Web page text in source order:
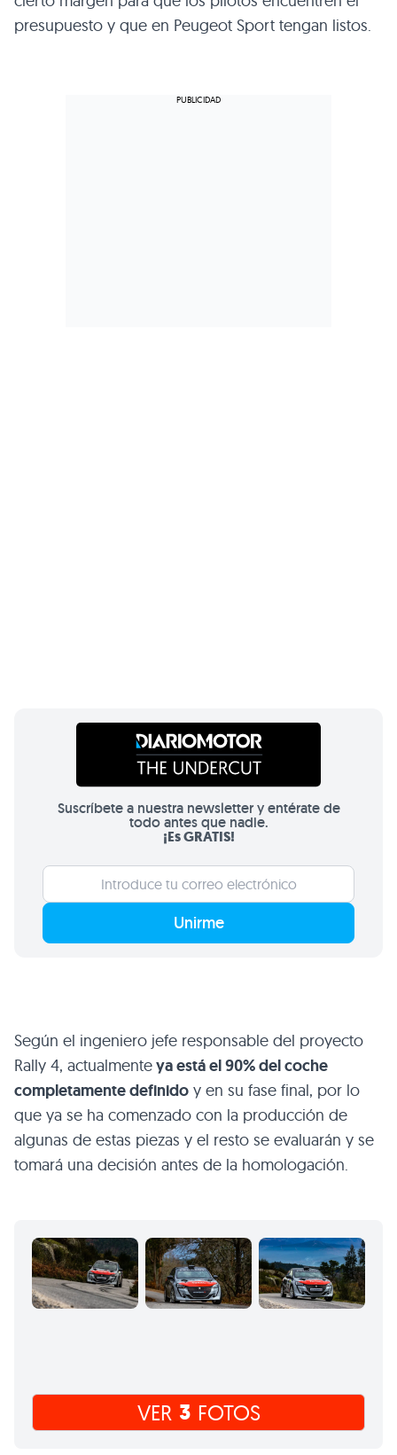
presupuesto y que en Peugeot Sport tengan listos.
Suscríbete a nuestra newsletter y entérate de
todo antes que nadie.
¡Es GRATIS!
Unirme
Según el ingeniero jefe responsable del proyecto
Rally 4, actualmenteya está el 90% del coche
completamente definido y en su fase final, por lo
que ya se ha comenzado con la producción de
algunas de estas piezas y el resto se evaluarán y se
tomará una decisión antes de la homologación.
VER 3 FOTOS